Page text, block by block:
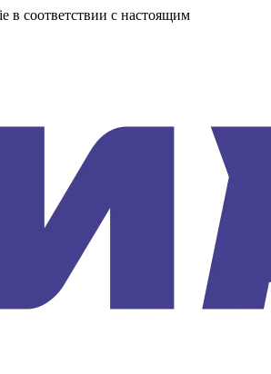
в соответствии с настоящим